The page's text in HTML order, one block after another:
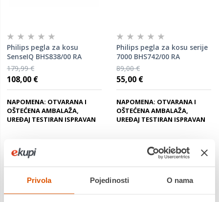
Privola Pojedinosti O nama
Philips pegla za kosu
SenseIQ BHS838/00 RA
179,99 €
108,00 €
NAPOMENA: OTVARANA I
OŠTEĆENA AMBALAŽA,
UREĐAJ TESTIRAN ISPRAVAN
Povrat robe moguć unutar 14
dana
Dostavljamo već od
Philips pegla za kosu serije
7000 BHS742/00 RA
89,00 €
55,00 €
NAPOMENA: OTVARANA I
OŠTEĆENA AMBALAŽA,
UREĐAJ TESTIRAN ISPRAVAN
BHS742/00
Povrat robe moguć unutar 14